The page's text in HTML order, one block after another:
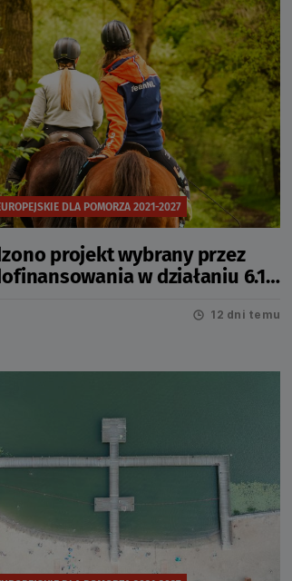
DLA POMORZA 2021-2027
projekt wybrany przez
w działaniu 6.12
12 dni temu